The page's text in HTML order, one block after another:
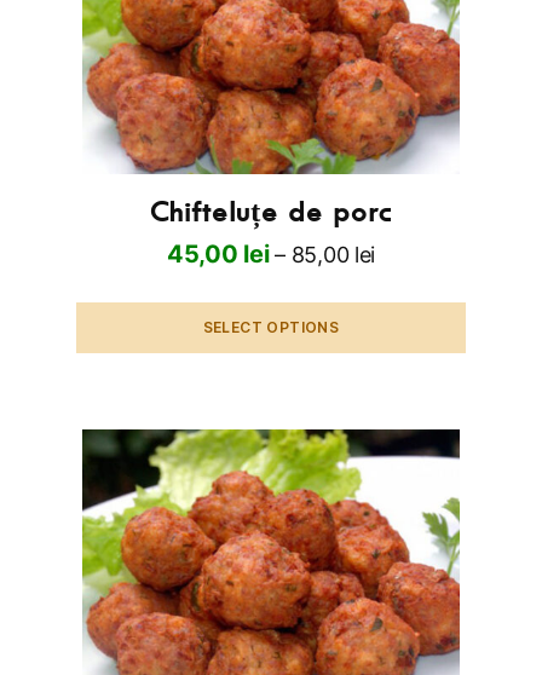
Chifteluțe de porc
45,00 lei– 85,00 lei
SELECT OPTIONS